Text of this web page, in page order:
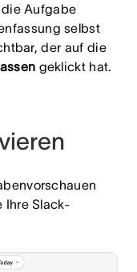
Aufgabe
selbst
der auf die
geklickt hat.
Ihre Slack-